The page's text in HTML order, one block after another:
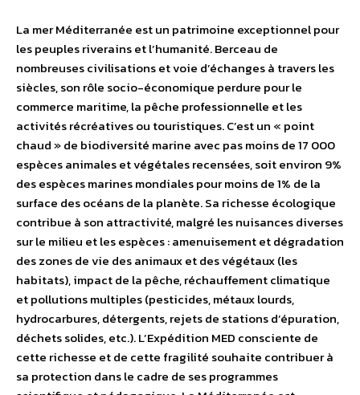
La mer Méditerranée est un patrimoine exceptionnel pour
les peuples riverains et l’humanité. Berceau de
nombreuses civilisations et voie d’échanges à travers les
siècles, son rôle socio-économique perdure pour le
commerce maritime, la pêche professionnelle et les
activités récréatives ou touristiques. C’est un « point
chaud » de biodiversité marine avec pas moins de 17 000
espèces animales et végétales recensées, soit environ 9%
des espèces marines mondiales pour moins de 1% de la
surface des océans de la planète. Sa richesse écologique
contribue à son attractivité, malgré les nuisances diverses
sur le milieu et les espèces : amenuisement et dégradation
des zones de vie des animaux et des végétaux (les
habitats), impact de la pêche, réchauffement climatique
et pollutions multiples (pesticides, métaux lourds,
hydrocarbures, détergents, rejets de stations d’épuration,
déchets solides, etc.). L’Expédition MED consciente de
cette richesse et de cette fragilité souhaite contribuer à
sa protection dans le cadre de ses programmes